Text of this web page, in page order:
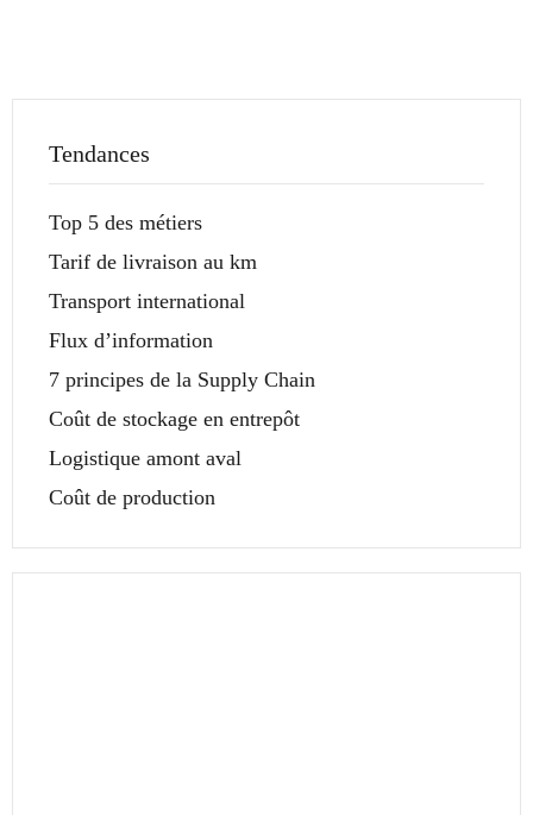
Tendances
Top 5 des métiers
Tarif de livraison au km
Transport international
Flux d’information
7 principes de la Supply Chain
Coût de stockage en entrepôt
Logistique amont aval
Coût de production